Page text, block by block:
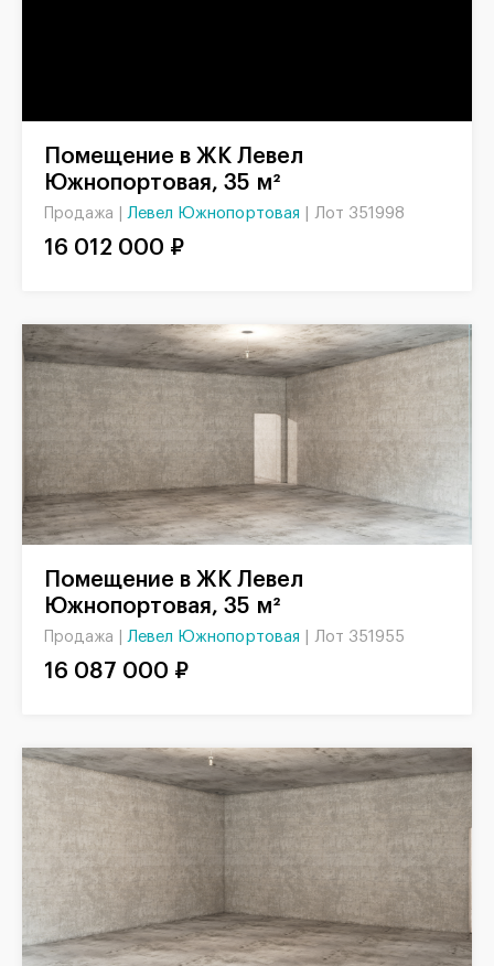
Южнопортовая, 35 м²
Продажа | Левел Южнопортовая Лот 351998
16 012 000 ₽
Южнопортовая, 35 м²
Продажа | Левел Южнопортовая Лот 351955
16 087 000 ₽